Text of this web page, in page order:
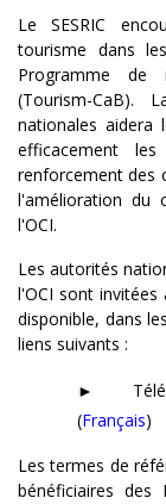
Le SESRIC
tourisme dans
Programme de
(Tourism-CaB).
nationales
efficacement
renforcement des
l'amélioration du
l'OCI.
Les autorités
l'OCI sont invitées
disponible, dans
liens suivants :
►
(Français)
Les termes de
bénéficiaires